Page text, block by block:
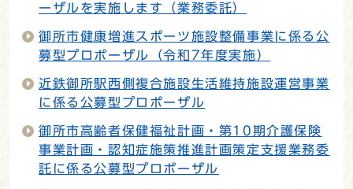
ーザルを実施します（業務委託）
御所市健康増進スポーツ施設整備事業に係る公
募型プロポーザル（令和7年度実施）
近鉄御所駅西側複合施設生活維持施設運営事業
に係る公募型プロポーザル
御所市高齢者保健福祉計画・第10期介護保険
事業計画・認知症施策推進計画策定支援業務委
託に係る公募型プロポーザル